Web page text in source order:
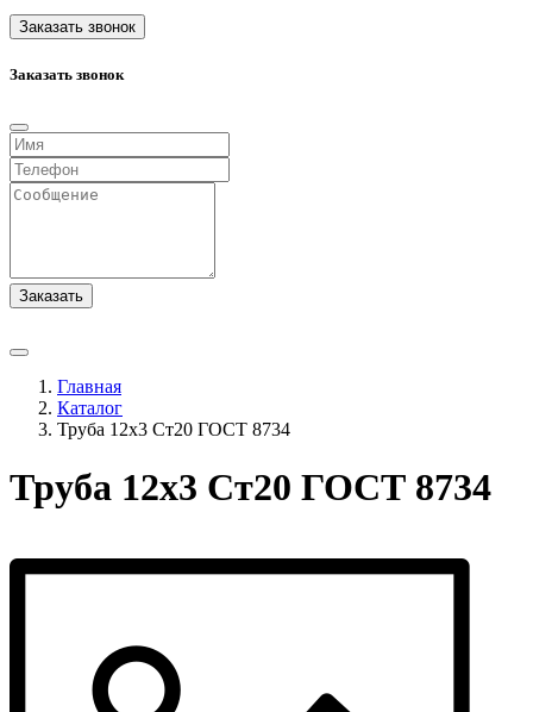
Заказать звонок
Заказать звонок
Заказать
Главная
Каталог
Труба 12x3 Ст20 ГОСТ 8734
Труба 12x3 Ст20 ГОСТ 8734